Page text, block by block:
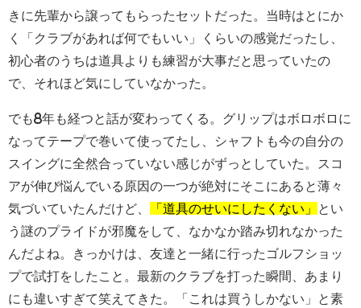
きに先輩から譲ってもらったセットだった。当時はとにか
く「クラブがあれば何でもいい」くらいの感覚だったし、
初心者のうちは道具よりも練習が大事だと思っていたの
で、それほど気にしていなかった。
でも8年も経つと話が変わってくる。グリップはボロボロに
なってテープで巻いて使ってたし、シャフトも今の自分の
スイングに全然合っていない感じがずっとしていた。スコ
アが伸び悩んでいる原因の一つが絶対にそこにあると薄々
気づいていたんだけど、
「道具のせいにしたくない」
とい
う謎のプライドが邪魔をして、なかなか踏み切れなかった
んだよね。きっかけは、友達と一緒に行ったゴルフショッ
プで試打をしたこと。最新のクラブを打った瞬間、あまり
にも違いすぎて笑えてきた。「これは買うしかない」と素